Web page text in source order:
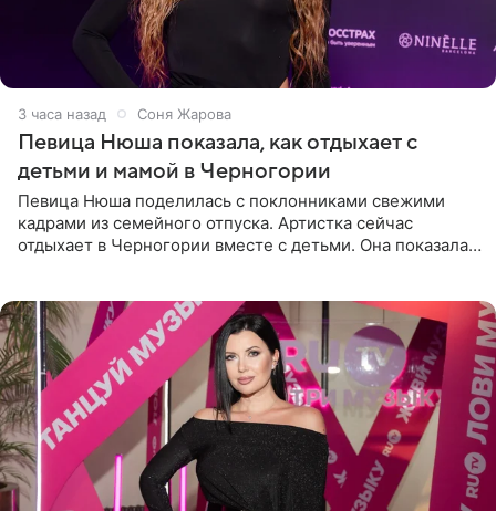
3 часа назад Соня Жарова
Певица Нюша показала, как отдыхает с
детьми и мамой в Черногории
Певица Нюша поделилась с поклонниками свежими
кадрами из семейного отпуска. Артистка сейчас
отдыхает в Черногории вместе с детьми. Она показала,